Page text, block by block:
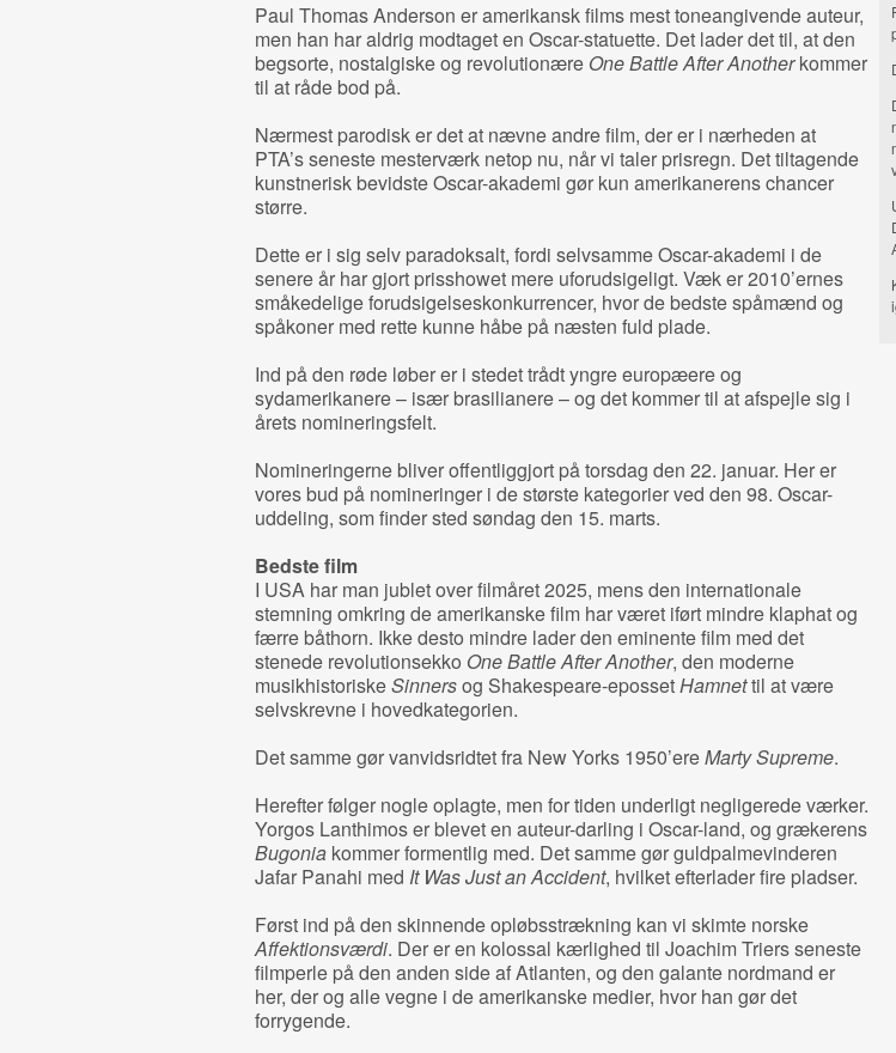
Paul Thomas Anderson er amerikansk films mest toneangivende auteur,
men han har aldrig modtaget en Oscar-statuette. Det lader det til, at den
begsorte, nostalgiske og revolutionære One Battle After Anotherkommer
til at råde bod på.
Nærmest parodisk er det at nævne andre film, der er i nærheden at
PTA’s seneste mesterværk netop nu, når vi taler prisregn. Det tiltagende
kunstnerisk bevidste Oscar-akademi gør kun amerikanerens chancer
større.
Dette er i sig selv paradoksalt, fordi selvsamme Oscar-akademi i de
senere år har gjort prisshowet mere uforudsigeligt. Væk er 2010’ernes
småkedelige forudsigelseskonkurrencer, hvor de bedste spåmænd og
spåkoner med rette kunne håbe på næsten fuld plade.
Ind på den røde løber er i stedet trådt yngre europæere og
sydamerikanere – især brasilianere – og det kommer til at afspejle sig i
årets nomineringsfelt.
Nomineringerne bliver offentliggjort på torsdag den 22. januar. Her er
vores bud på nomineringer i de største kategorier ved den 98. Oscar-
uddeling, som finder sted søndag den 15. marts.
Bedste film
I USA har man jublet over filmåret 2025, mens den internationale
stemning omkring de amerikanske film har været iført mindre klaphat og
færre båthorn. Ikke desto mindre lader den eminente film med det
stenede revolutionsekko One Battle After Another, den moderne
musikhistoriskeSinnersog Shakespeare-epossetHamnettil at være
selvskrevne i hovedkategorien.
Det samme gør vanvidsridtet fra New Yorks 1950’ereMarty Supreme.
Herefter følger nogle oplagte, men for tiden underligt negligerede værker.
Yorgos Lanthimos er blevet en auteur-darling i Oscar-land, og grækerens
Bugonia kommer formentlig med. Det samme gør guldpalmevinderen
Jafar Panahi med It Was Just an Accident, hvilket efterlader fire pladser.
Først ind på den skinnende opløbsstrækning kan vi skimte norske
Affektionsværdi. Der er en kolossal kærlighed til Joachim Triers seneste
filmperle på den anden side af Atlanten, og den galante nordmand er
her, der og alle vegne i de amerikanske medier, hvor han gør det
forrygende.